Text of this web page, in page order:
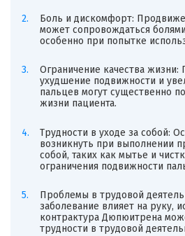
Боль и дискомфорт:
может сопровождаться
особенно при попытке
Ограничение качества жизни:
ухудшение подвижности и
пальцев могут существенно
жизни пациента.
Трудности в уходе за собой:
возникнуть при выполнении
собой, таких как мытье и
ограничения подвижности
Проблемы в трудовой
заболевание влияет на руку,
контрактура Дюпюитрена
трудности в трудовой